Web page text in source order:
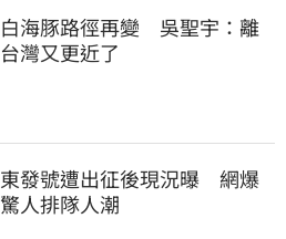
白海豚路徑再變　吳聖宇：離
台灣又更近了
東發號遭出征後現況曝　網爆
驚人排隊人潮